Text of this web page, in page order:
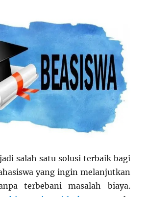
salah satu solusi terbaik bagi
yang ingin melanjutkan
terbebani masalah biaya.